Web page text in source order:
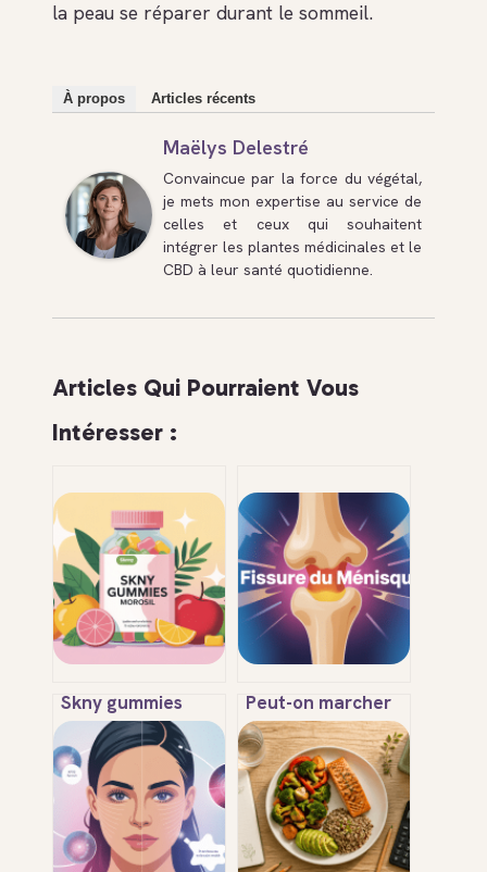
la peau se réparer durant le sommeil.
À propos Articles récents
Maëlys Delestré
Convaincue par la force du végétal,
je mets mon expertise au service de
celles et ceux qui souhaitent
intégrer les plantes médicinales et le
CBD à leur santé quotidienne.
Articles Qui Pourraient Vous
Intéresser :
Skny gummies
morosil : avis,
efficacité, dangers
et mode d’emploi
Peut-on marcher
avec une fissure
du ménisque sans
aggraver la
blessure